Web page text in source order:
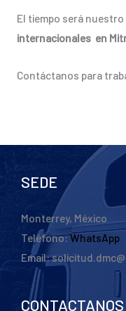
El tiempo será
internacionales en
Contáctanos para
SEDE
Monterrey, México
Teléfono:WhatsApp
Email:
CONTACTANOS